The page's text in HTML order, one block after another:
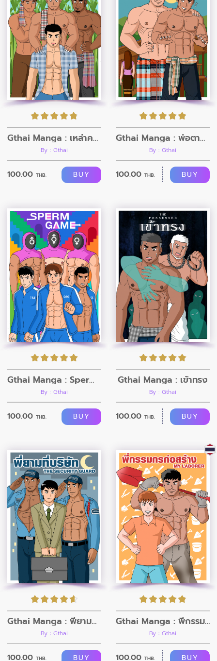
Gthai Manga : เหล่าคนงานไร่อ้อย
By : Gthai
100.00 THB. BUY
Gthai Manga : พ่อตากับลูกเขย
By : Gthai
100.00 THB. BUY
Gthai Manga : Sperm Game
By : Gthai
100.00 THB. BUY
Gthai Manga : เข้าทรง
By : Gthai
100.00 THB. BUY
Gthai Manga : พี่ยามที่บริษัท
By : Gthai
100.00 THB. BUY
Gthai Manga : พี่กรรมกรก่อสร้าง
By : Gthai
100.00 THB. BUY